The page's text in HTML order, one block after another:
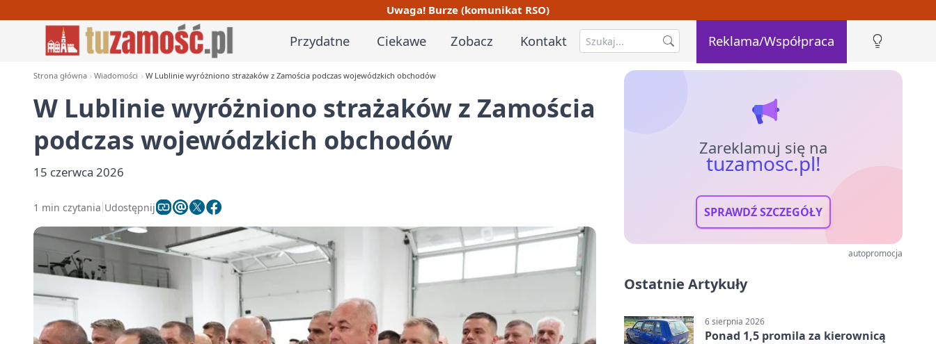
Uwaga! Burze (komunikat RSO)
Przydatne Ciekawe Zobacz Kontakt Reklama/Współpraca
Strona główna Wiadomości W Lublinie wyróżniono strażaków z Zamościa podczas wojewódzkich obchodów
W Lublinie wyróżniono strażaków z Zamościa
podczas wojewódzkich obchodów
15 czerwca 2026
1 min czytania Udostępnij
Zareklamuj się na
tuzamosc.pl!
SPRAWDŹ SZCZEGÓŁY
autopromocja
Ostatnie Artykuły
6 sierpnia 2026
Ponad 1,5 promila za kierownicą